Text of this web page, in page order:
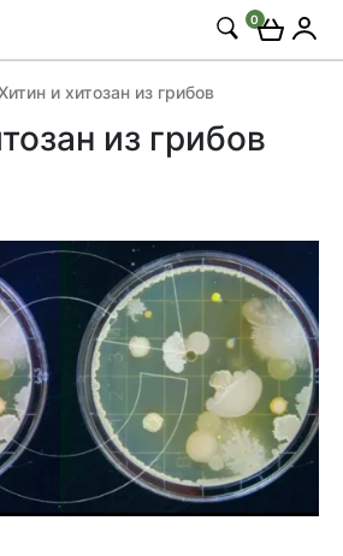
0
и хитозан из грибов
из грибов